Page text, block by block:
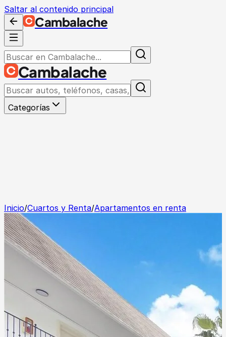
Saltar al contenido principal
Cambalache
Cambalache
Categorías
Inicio/Cuartos y Renta/Apartamentos en renta